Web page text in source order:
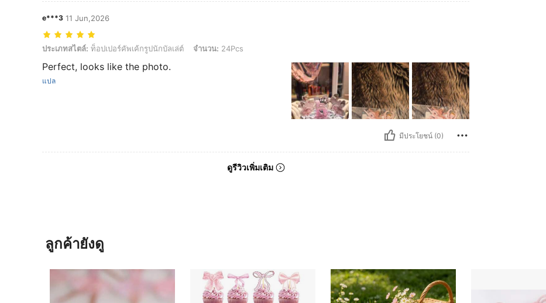
e***3 11 Jun,2026
ประเภทสไตล์: ท็อปเปอร์คัพเค้กรูปนักบัลเล่ต์, จำนวน: 24Pcs
ประเภทสไตล์: ท็อปเปอร์คัพเค้กรูปนักบัลเล่ต์ จำนวน: 24Pcs
Perfect, looks like the photo.
แปล
มีประโยชน์ (0)
ดูรีวิวเพิ่มเติม
ลูกค้ายังดู